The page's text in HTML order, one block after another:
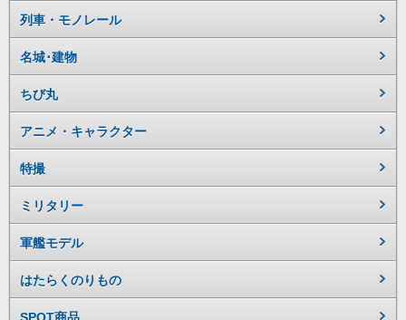
列車・モノレール
名城･建物
ちび丸
アニメ・キャラクター
特撮
ミリタリー
軍艦モデル
はたらくのりもの